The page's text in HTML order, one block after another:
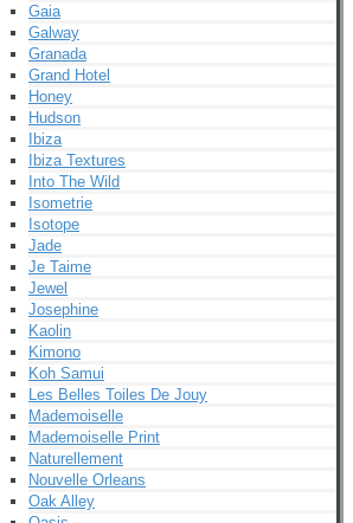
Gaia
Galway
Granada
Grand Hotel
Honey
Hudson
Ibiza
Ibiza Textures
Into The Wild
Isometrie
Isotope
Jade
Je Taime
Jewel
Josephine
Kaolin
Kimono
Koh Samui
Les Belles Toiles De Jouy
Mademoiselle
Mademoiselle Print
Naturellement
Nouvelle Orleans
Oak Alley